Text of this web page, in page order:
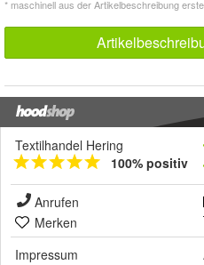
* maschinell aus der Artikelbeschreibung
Textilhandel Hering
100% positiv
Anrufen
Merken
Impressum